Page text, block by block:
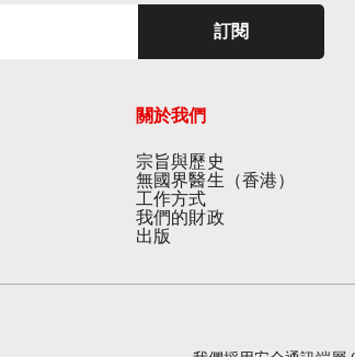
訂閱
關於我們
宗旨與歷史​
無國界醫生（香港）​
工作方式
我們的財政
出版